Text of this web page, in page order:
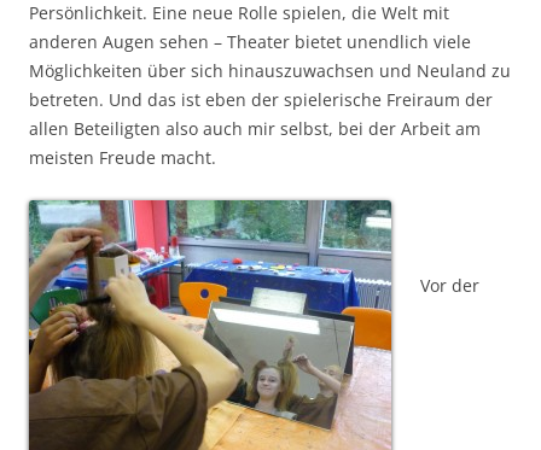
Persönlichkeit. Eine neue Rolle spielen, die Welt mit
anderen Augen sehen – Theater bietet unendlich viele
Möglichkeiten über sich hinauszuwachsen und Neuland zu
betreten. Und das ist eben der spielerische Freiraum der
allen Beteiligten also auch mir selbst, bei der Arbeit am
meisten Freude macht.
Vor der